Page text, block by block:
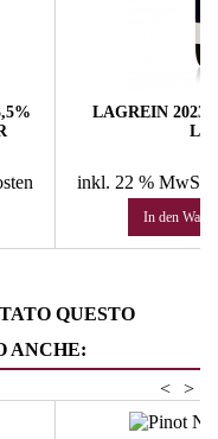
LAGREIN 2023
inkl. 22 % MwSt.
In den
QUESTO
ANCHE:
>
<